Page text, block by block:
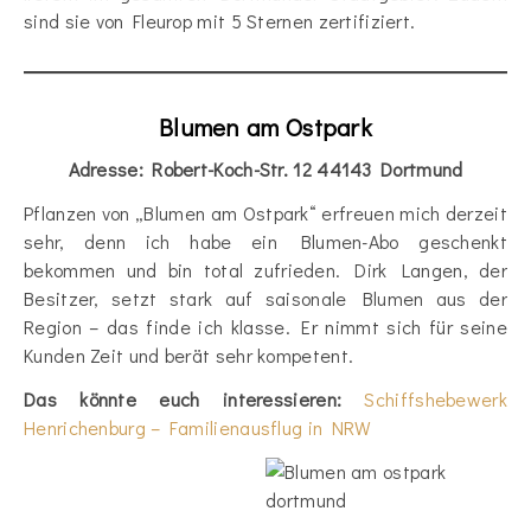
sind sie von Fleurop mit 5 Sternen zertifiziert.
Blumen am Ostpark
Adresse: Robert-Koch-Str. 12 44143 Dortmund
Pflanzen von „Blumen am Ostpark“ erfreuen mich derzeit
sehr, denn ich habe ein Blumen-Abo geschenkt
bekommen und bin total zufrieden. Dirk Langen, der
Besitzer, setzt stark auf saisonale Blumen aus der
Region – das finde ich klasse. Er nimmt sich für seine
Kunden Zeit und berät sehr kompetent.
Das könnte euch interessieren:
Schiffshebewerk
Henrichenburg – Familienausflug in NRW